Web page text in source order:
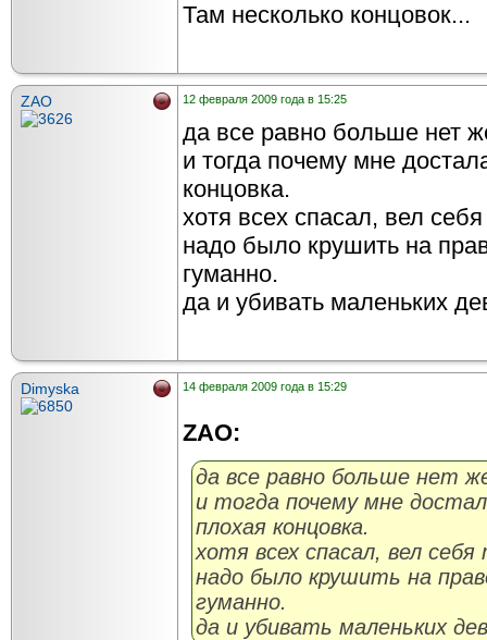
Там несколько концовок...
ZAO 12 февраля 2009 года в 15:25
да все равно больше нет
и тогда почему мне
концовка.
хотя всех спасал, вел
надо было крушить на
гуманно.
да и убивать маленьких
Dimyska 14 февраля 2009 года в 15:29
ZAO:
да все равно больше нет
и тогда почему мне
плохая концовка.
хотя всех спасал, вел
надо было крушить на
гуманно.
да и убивать маленьких